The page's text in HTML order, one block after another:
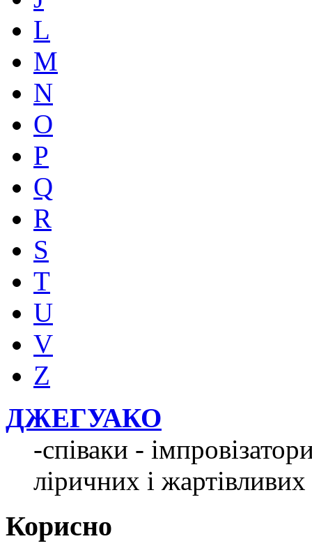
L
M
N
O
P
Q
R
S
T
U
V
Z
ДЖЕГУАКО
-співаки -
ліричних і
Корисно